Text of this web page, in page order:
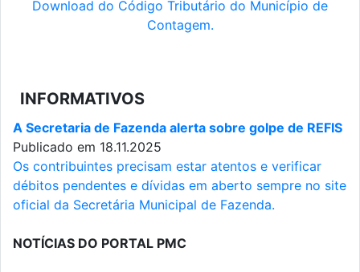
Download do Código Tributário do Município de
Contagem.
INFORMATIVOS
A Secretaria de Fazenda alerta sobre golpe de REFIS
Publicado em 18.11.2025
Os contribuintes precisam estar atentos e verificar
débitos pendentes e dívidas em aberto sempre no site
oficial da Secretária Municipal de Fazenda.
NOTÍCIAS DO PORTAL PMC